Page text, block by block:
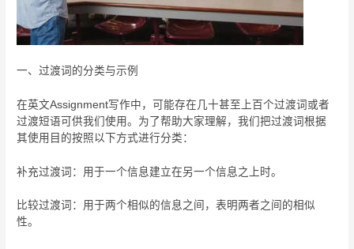
一、过渡词的分类与示例
在英文Assignment写作中，可能存在几十甚至上百个过渡词或者
过渡短语可供我们使用。为了帮助大家理解，我们把过渡词根据
其使用目的按照以下方式进行分类：
补充过渡词：用于一个信息建立在另一个信息之上时。
比较过渡词：用于两个相似的信息之间，表明两者之间的相似
性。